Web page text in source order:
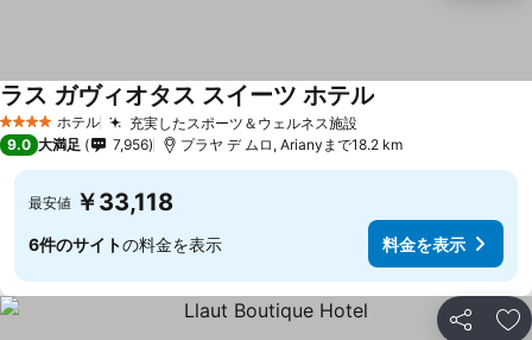
4 ホテルのランク
ホテル 充実したスポーツ＆ウェルネス施設料金を表示
ラス ガヴィオタス スイーツ ホテル
9.0 大満足 7,956 プラヤ デ ムロ, Arianyまで18.2 km
最安値 ￥33,118
6件のサイトの料金を表示 料金を表示
シェア お